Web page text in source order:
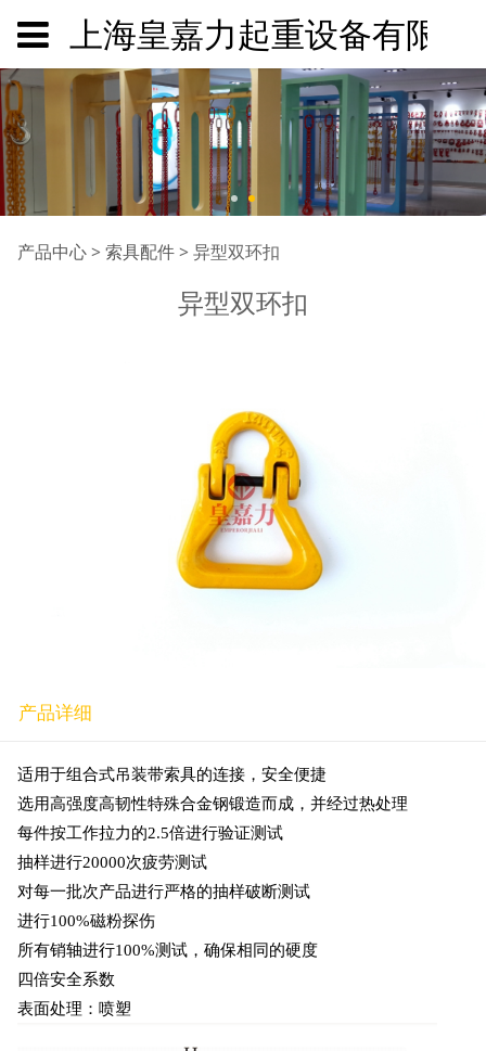
上海皇嘉力起重设备有限公
异型双环扣
产品中心> 索具配件> 异型双环扣
异型双环扣
产品详细
适用于组合式吊装带索具的连接，安全便捷
选用高强度高韧性特殊合金钢锻造而成，并经过热处理
每件按工作拉力的2.5倍进行验证测试
抽样进行20000次疲劳测试
对每一批次产品进行严格的抽样破断测试
进行100%磁粉探伤
所有销轴进行100%测试，确保相同的硬度
四倍安全系数
表面处理：喷塑